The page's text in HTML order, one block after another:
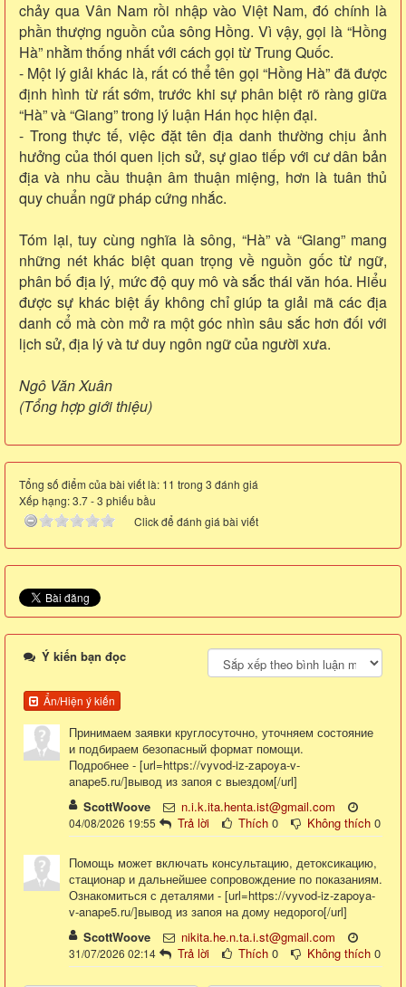
chảy qua Vân Nam rồi nhập vào Việt Nam, đó chính là
phần thượng nguồn của sông Hồng. Vì vậy, gọi là “Hồng
Hà” nhằm thống nhất với cách gọi từ Trung Quốc.
- Một lý giải khác là, rất có thể tên gọi “Hồng Hà” đã được
định hình từ rất sớm, trước khi sự phân biệt rõ ràng giữa
“Hà” và “Giang” trong lý luận Hán học hiện đại.
- Trong thực tế, việc đặt tên địa danh thường chịu ảnh
hưởng của thói quen lịch sử, sự giao tiếp với cư dân bản
địa và nhu cầu thuận âm thuận miệng, hơn là tuân thủ
quy chuẩn ngữ pháp cứng nhắc.
Tóm lại, tuy cùng nghĩa là sông, “Hà” và “Giang” mang
những nét khác biệt quan trọng về nguồn gốc từ ngữ,
phân bố địa lý, mức độ quy mô và sắc thái văn hóa. Hiểu
được sự khác biệt ấy không chỉ giúp ta giải mã các địa
danh cổ mà còn mở ra một góc nhìn sâu sắc hơn đối với
lịch sử, địa lý và tư duy ngôn ngữ của người xưa.
Ngô Văn Xuân
(Tổng hợp giới thiệu)
Tổng số điểm của bài viết là: 11 trong 3 đánh giá
Xếp hạng:3.7-3 phiếu bầu
Click để đánh giá bài viết
Ý kiến bạn đọc
Ẩn/Hiện ý kiến
Принимаем заявки круглосуточно, уточняем состояние
и подбираем безопасный формат помощи.
Подробнее - [url=https://vyvod-iz-zapoya-v-
anape5.ru/]вывод из запоя с выездом[/url]
ScottWoove
n.i.k.ita.henta.ist@gmail.com
04/08/2026 19:55 Trả lời Thích 0 Không thích 0
Помощь может включать консультацию, детоксикацию,
стационар и дальнейшее сопровождение по показаниям.
Ознакомиться с деталями - [url=https://vyvod-iz-zapoya-
v-anape5.ru/]вывод из запоя на дому недорого[/url]
ScottWoove
nikita.he.n.ta.i.st@gmail.com
31/07/2026 02:14 Trả lời Thích 0 Không thích 0